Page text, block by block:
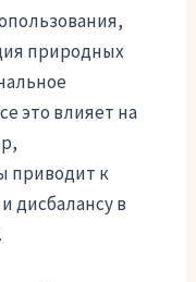
природных
это влияет на
приводит к
дисбалансу в